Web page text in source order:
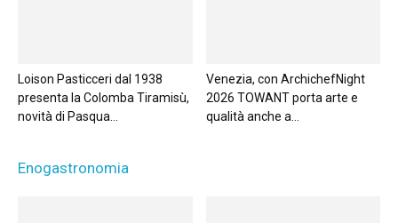
Loison Pasticceri dal 1938
presenta la Colomba Tiramisù,
novità di Pasqua...
Venezia, con ArchichefNight
2026 TOWANT porta arte e
qualità anche a...
Enogastronomia